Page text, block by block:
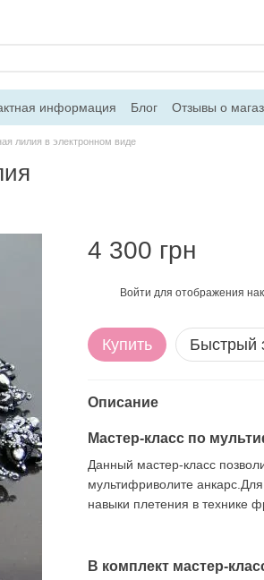
информация Блог
Отзывы о
лилия в электронном виде
4 300 грн
Войти для отображения
Купить Быстрый
Описание
Мастер-класс по
Данный мастер-класс
мультифриволите
навыки плетения в технике
В комплект мастер-